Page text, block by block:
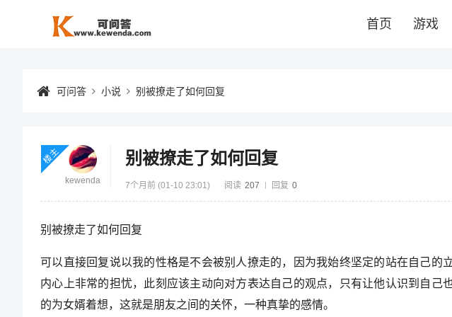
首页 游戏
可问答 小说 别被撩走了如何回复
别被撩走了如何回复
7个月前 (01-10 23:01) 阅读 207 回复 0
kewenda
楼主
别被撩走了如何回复
可以直接回复说以我的性格是不会被别人撩走的，因为我始终坚定的站在自己的
内心上非常的担忧，此刻应该主动向对方表达自己的观点，只有让他认识到自己
的为女婿着想，这就是朋友之间的关怀，一种真挚的感情。